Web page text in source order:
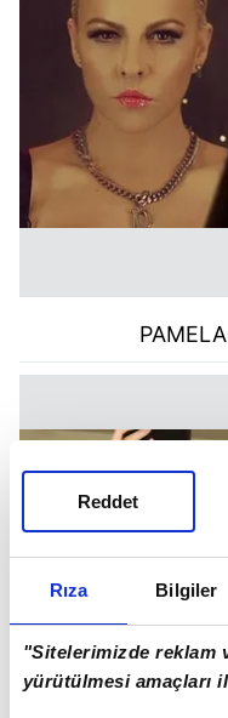
Rıza Bilgiler
"Sitelerimizde reklam
yürütülmesi amaçları
Reddet